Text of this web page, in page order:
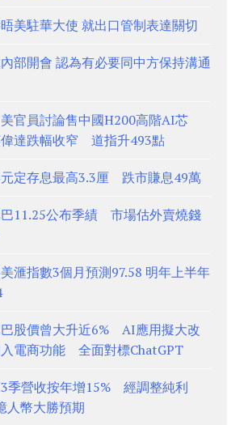
美駐華大使 就出口管制表達關切
部開會 認為有必要同中方保持溝通
官員討論售中國H200高階AI芯
達跌幅收窄 道指升493點
定存息最高3.3厘 跌市賺息49萬
11.25公布季績 市場估外賣燒錢
滙指數3個月預測97.58 明年上半年
股價曾大升近6% AI應用擬大改
電商功能 全面對標ChatGPT
季營收按年增15% 經調整純利
人幣大勝預期